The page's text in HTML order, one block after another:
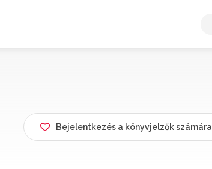
Bejelentkezés a könyvjelzők számára